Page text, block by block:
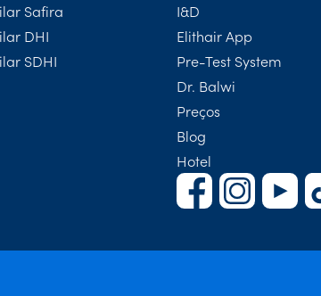
Safira
DHI
SDHI
I&D
Elithair App
Pre-Test System
Dr. Balwi
Preços
Blog
Hotel